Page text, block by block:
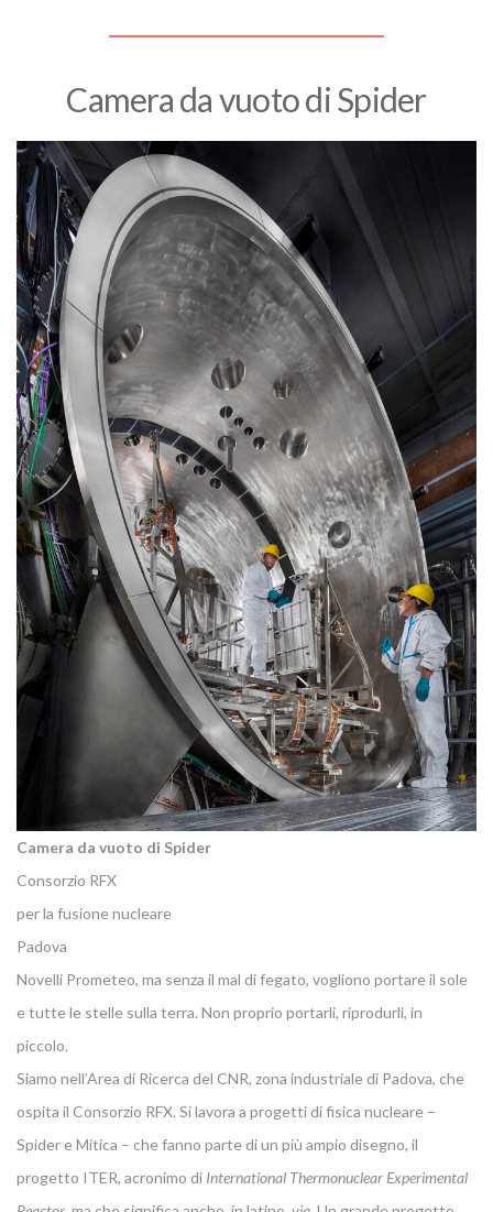
Camera da vuoto di Spider
Camera da vuoto di Spider
Consorzio RFX
per la fusione nucleare
Padova
Novelli Prometeo, ma senza il mal di fegato, vogliono portare il sole
e tutte le stelle sulla terra. Non proprio portarli, riprodurli, in
piccolo.
Siamo nell’Area di Ricerca del CNR, zona industriale di Padova, che
ospita il Consorzio RFX. Si lavora a progetti di fisica nucleare –
Spider e Mitica – che fanno parte di un più ampio disegno, il
progetto ITER, acronimo di International Thermonuclear Experimental